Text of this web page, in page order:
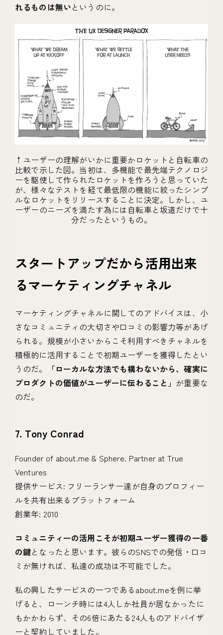
れるものは無いというのに。
↑ユーザーの理解がいかに重要かロケットと自転車の
比較で示した図。当初は、多機能で最先端テクノロジ
ーを駆使して作られたロケットを作ろうと思っていた
が、様々なテストを経て最低限の機能に絞ったシンプ
ルなロケットをリリースすることに決定。しかし、ユ
ーザーのニーズを満たす為には自転車と坂道だけで十
分だったというもの。
スタートアップだから活用出来
るマーケティングチャネル
マーケティングチャネルに関してのアドバイスは、小
さなコミュニティの大切さや口コミの影響力等があげ
られる。規模が小さいからこそ利用すべきチャネルを
積極的に活用することで初期ユーザーを獲得したとい
うのだ。
「ローカルな方法でも構わないから、確実に
プロダクトの価値がユーザーに伝わること」 が重要な
のだ。
7. Tony Conrad
Founder of about.me & Sphere. Partner at True
Ventures
提供サービス: フリーランサー達が自身のプロフィー
ルを共有出来るプラットフォーム
創業年: 2010
コミュニティーの活用こそが初期ユーザー獲得の一番
の鍵となったと思います。彼らのSNSでの発信・口コ
ミが無ければ、私達の成功は不可能でした。
私の興したサービスの一つであるabout.meを例に挙
げると、ローンチ時には4人しか社員が居なかったに
もかかわらず、その6倍にあたる24人ものアドバイザ
ーと契約していました。